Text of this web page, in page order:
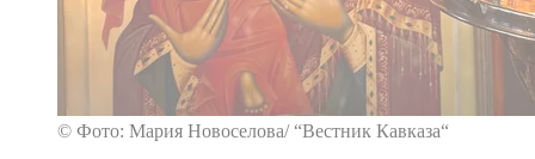
© Фото: Мария Новоселова/ “Вестник Кавказа“